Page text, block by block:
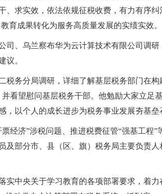
、求实效，依法依规征税收费，有力有序纠
育成果转化为服务高质量发展的实绩实效。
司、乌兰察布华为云计算技术有限公司调研
议。
务分局调研，详细了解基层税务部门在构
看望慰问基层税务干部。他勉励大家立足
以个人的成长进步为税务事业发展夯基垒
经济”涉税问题、推进税费征管“强基工程”
及部分市、县（区、旗）税务局主要负责人
实中央关于学习教育的各项部署要求，着力